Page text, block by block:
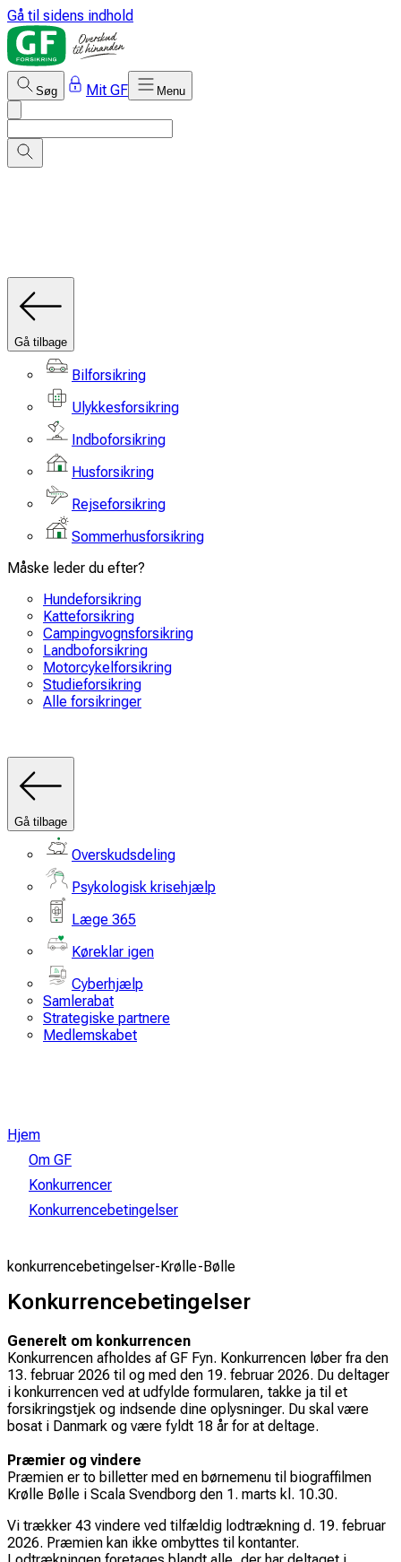
Gå til sidens indhold
Søg Mit GF Menu
Gå tilbage
Bilforsikring
Ulykkesforsikring
Indboforsikring
Husforsikring
Rejseforsikring
Sommerhusforsikring
Måske leder du efter?
Hundeforsikring
Katteforsikring
Campingvognsforsikring
Landboforsikring
Motorcykelforsikring
Studieforsikring
Alle forsikringer
Gå tilbage
Overskudsdeling
Psykologisk krisehjælp
Læge 365
Køreklar igen
Cyberhjælp
Samlerabat
Strategiske partnere
Medlemskabet
Hjem
Om GF
Konkurrencer
Konkurrencebetingelser
konkurrencebetingelser-Krølle-Bølle
Konkurrencebetingelser
Generelt om konkurrencen
Konkurrencen afholdes af GF Fyn. Konkurrencen løber fra den
13. februar 2026 til og med den 19. februar 2026. Du deltager
i konkurrencen ved at udfylde formularen, takke ja til et
forsikringstjek og indsende dine oplysninger. Du skal være
bosat i Danmark og være fyldt 18 år for at deltage.
Præmier og vindere
Præmien er to billetter med en børnemenu til biograffilmen
Krølle Bølle i Scala Svendborg den 1. marts kl. 10.30.
Vi trækker 43 vindere ved tilfældig lodtrækning d. 19. februar
2026. Præmien kan ikke ombyttes til kontanter.